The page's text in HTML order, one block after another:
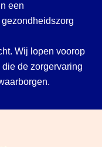
een
Wij lopen voorop
de zorgervaring